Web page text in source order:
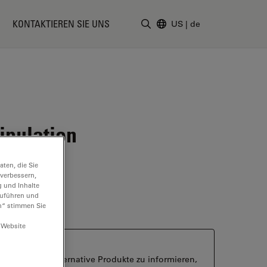
KONTAKTIEREN SIE UNS US | de
aktuelle alternative Produkte zu informieren,
die Sie
und Inhalte
und
stimmen Sie